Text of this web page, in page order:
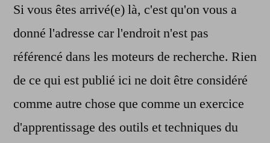
Si vous êtes arrivé(e) là, c'est qu'on vous a
donné l'adresse car l'endroit n'est pas
référencé dans les moteurs de recherche. Rien
de ce qui est publié ici ne doit être considéré
comme autre chose que comme un exercice
d'apprentissage des outils et techniques du